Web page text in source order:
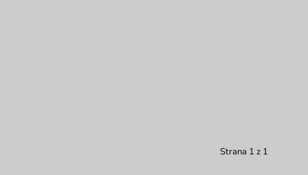
Strana 1 z 1